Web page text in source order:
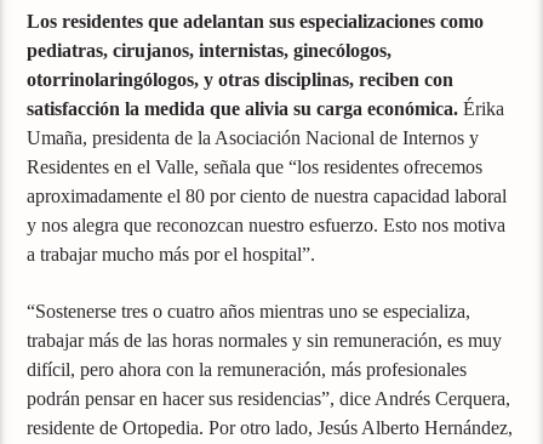
Los residentes que adelantan sus especializaciones como
pediatras, cirujanos, internistas, ginecólogos,
otorrinolaringólogos, y otras disciplinas, reciben con
satisfacción la medida que alivia su carga económica. Érika
Umaña, presidenta de la Asociación Nacional de Internos y
Residentes en el Valle, señala que “los residentes ofrecemos
aproximadamente el 80 por ciento de nuestra capacidad laboral
y nos alegra que reconozcan nuestro esfuerzo. Esto nos motiva
a trabajar mucho más por el hospital”.
“Sostenerse tres o cuatro años mientras uno se especializa,
trabajar más de las horas normales y sin remuneración, es muy
difícil, pero ahora con la remuneración, más profesionales
podrán pensar en hacer sus residencias”, dice Andrés Cerquera,
residente de Ortopedia. Por otro lado, Jesús Alberto Hernández,